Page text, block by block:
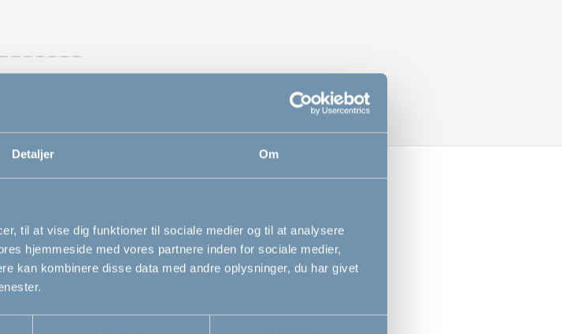
Detaljer Om
til at vise dig funktioner til sociale medier og til at analysere
hjemmeside med vores partnere inden for sociale medier,
kan kombinere disse data med andre oplysninger, du har givet